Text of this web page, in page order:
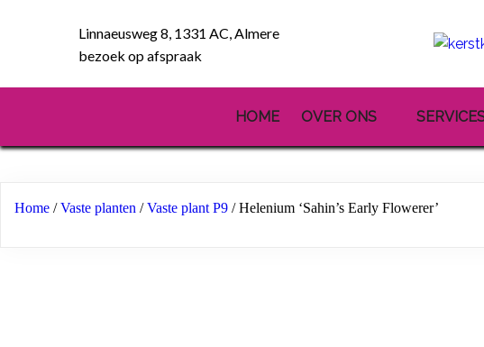
Linnaeusweg 8, 1331 AC, Almere
bezoek op afspraak
HOME OVER ONS
Home /Vaste planten /Vaste plant P9 / Helenium ‘Sahin’s Early Flowerer’